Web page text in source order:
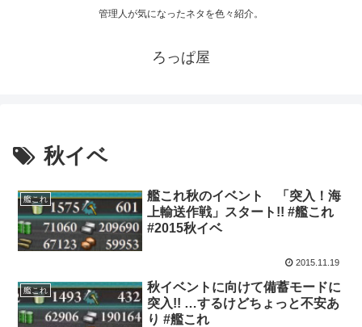
管理人が気になったネタを色々紹介。
ろっぱ屋
秋イベ
艦これ
艦これ秋のイベント 「突入！海
上輸送作戦」スタート!! #艦これ
#2015秋イベ
2015.11.19
艦これ
秋イベントに向けて備蓄モードに
突入!! …するけどちょっと不安あ
り #艦これ